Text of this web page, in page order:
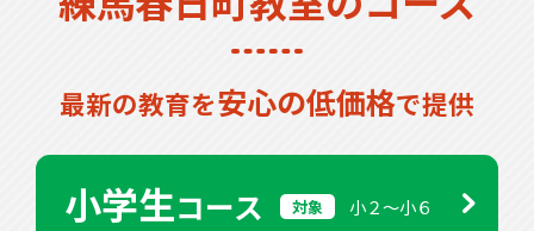
最新の教育を安心の低価格で提供
小学生コース 対象 小２〜小６